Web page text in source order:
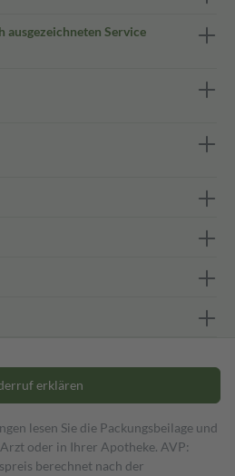
ausgezeichneten Service
erklären
lesen Sie die Packungsbeilage und
oder in Ihrer Apotheke. AVP:
berechnet nach der